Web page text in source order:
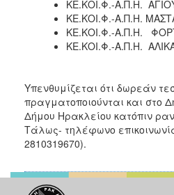
Απινιδωτές
ΤΟΠΟΣ
ΔΗΜΟΣ
ΠΟΛΙΤΙΣΜΟΣ
ΚΕ.ΚΟΙ.Φ.-Α.Π.Η.
ΚΕ.ΚΟΙ.Φ.-Α.Π.Η.
ΚΕ.ΚΟΙ.Φ.-Α.Π.Η.
ΚΕ.ΚΟΙ.Φ.-Α.Π.Η.
Υπενθυμίζεται ότι δωρεάν
πραγματοποιούνται και στο
Δήμου Ηρακλείου κατόπιν
Τάλως- τηλέφωνο
2810319670).